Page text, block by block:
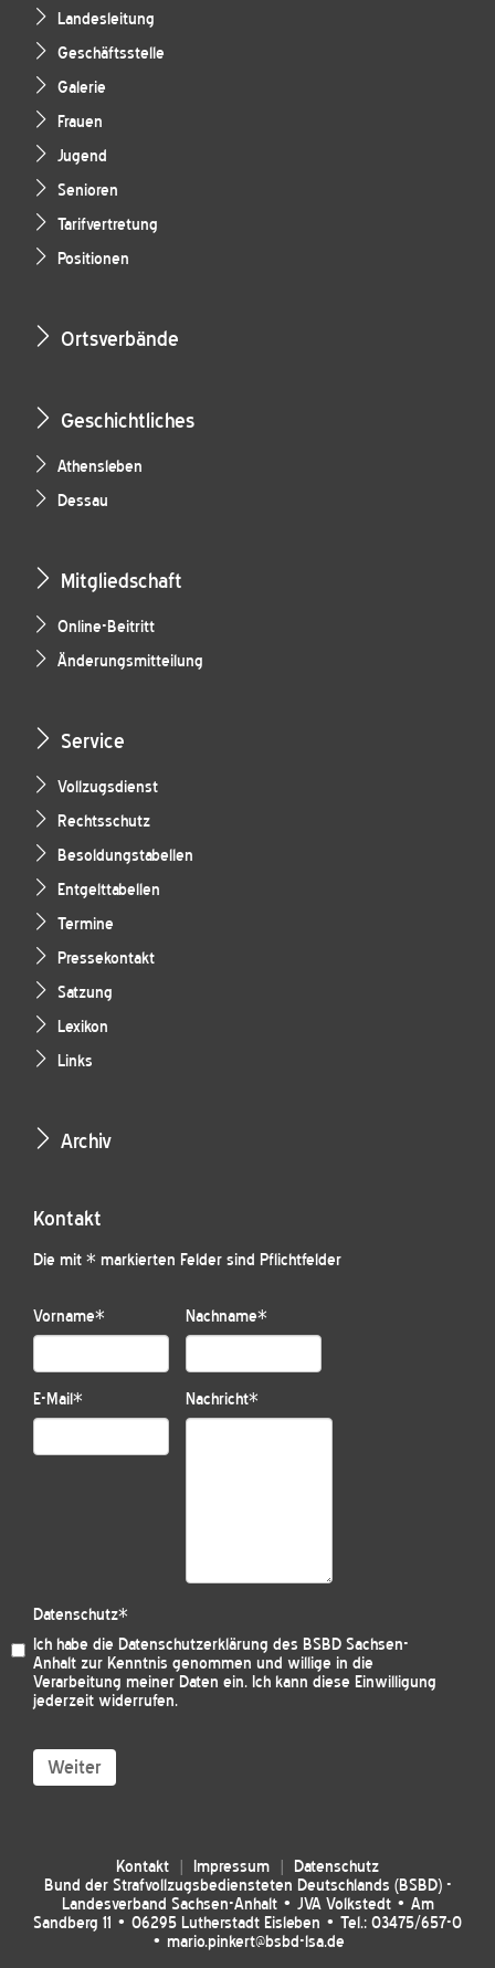
Landesleitung
Geschäftsstelle
Galerie
Frauen
Jugend
Senioren
Tarifvertretung
Positionen
Ortsverbände
Geschichtliches
Athensleben
Dessau
Mitgliedschaft
Online-Beitritt
Änderungsmitteilung
Service
Vollzugsdienst
Rechtsschutz
Besoldungstabellen
Entgelttabellen
Termine
Pressekontakt
Satzung
Lexikon
Links
Archiv
Kontakt
Die mit * markierten Felder sind Pflichtfelder
Vorname* Nachname*
E-Mail* Nachricht*
Datenschutz*
Ich habe die Datenschutzerklärung des BSBD Sachsen-
Anhalt zur Kenntnis genommen und willige in die
Verarbeitung meiner Daten ein. Ich kann diese Einwilligung
jederzeit widerrufen.
Weiter
Kontakt Impressum
Datenschutz
Bund der Strafvollzugsbediensteten Deutschlands (BSBD) -
Landesverband Sachsen-Anhalt • JVA Volkstedt • Am
Sandberg 11 • 06295 Lutherstadt Eisleben • Tel.: 03475/657-0
• mario.pinkert@bsbd-lsa.de